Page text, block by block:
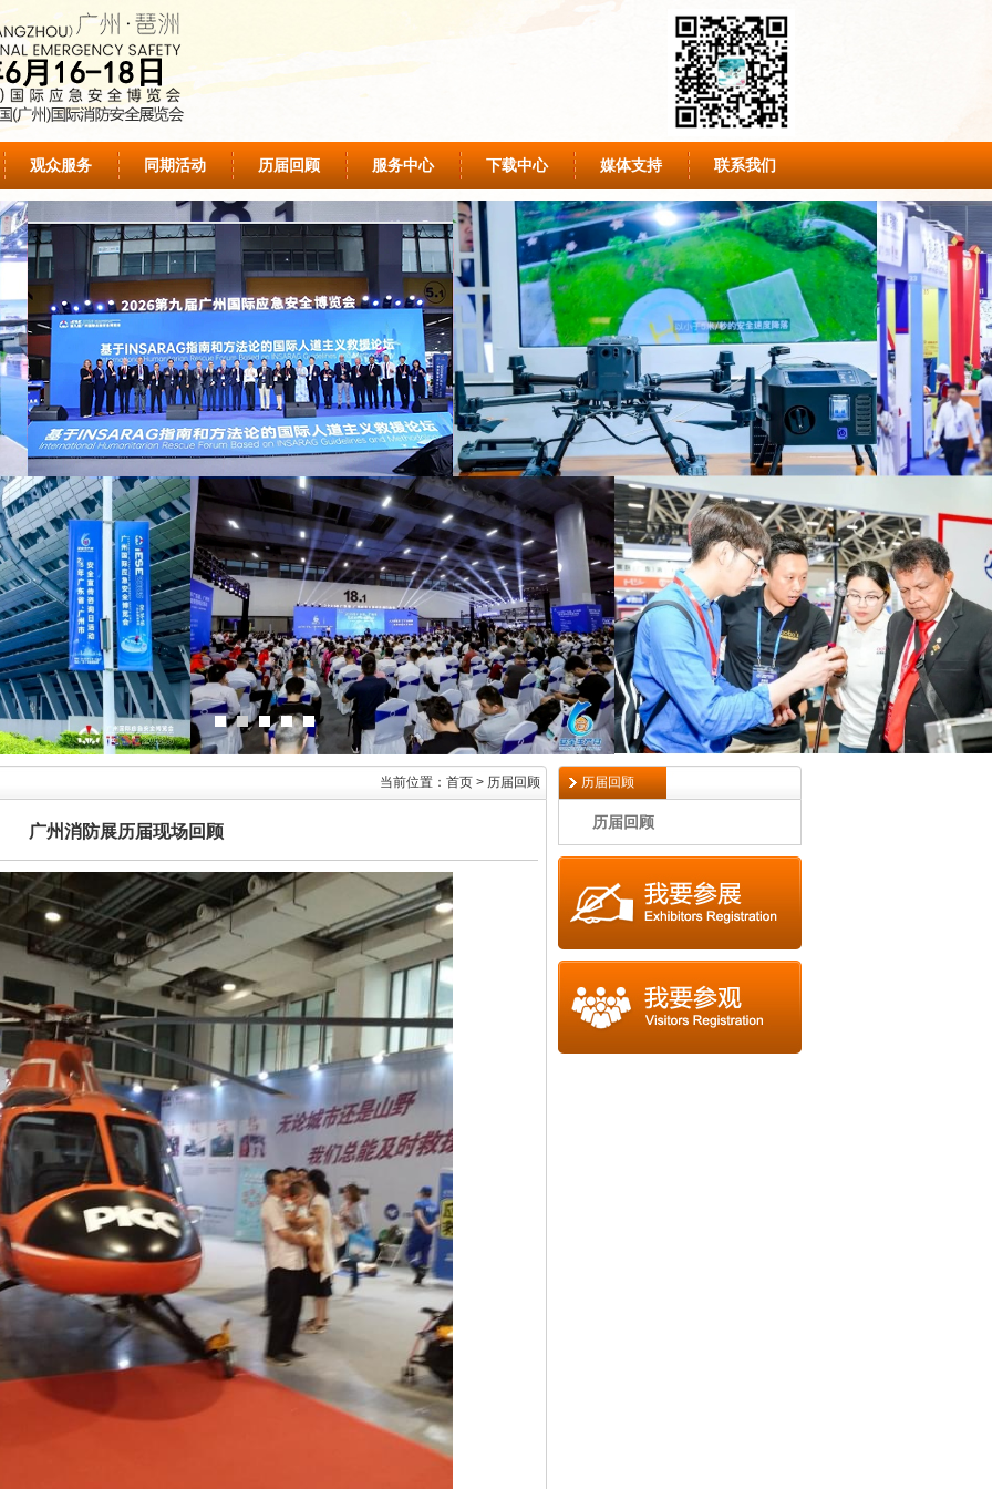
观众服务 同期活动 历届回顾 服务中心 下载中心 媒体支持 联系我们
当前位置：首页 > 历届回顾
广州消防展历届现场回顾
历届回顾
历届回顾